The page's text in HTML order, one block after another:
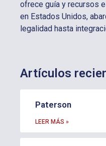
ofrece guía y recursos
en Estados Unidos,
legalidad hasta
Artículos
Paterson
LEER MÁS »